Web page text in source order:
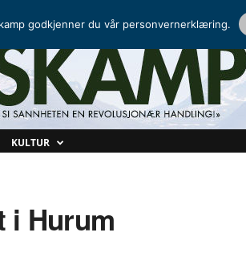
KULTUR
i Hurum
godkjenner du vår personvernerklæring.